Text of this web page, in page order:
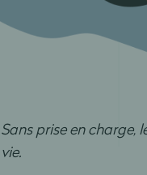
Sans prise en charge,
vie.